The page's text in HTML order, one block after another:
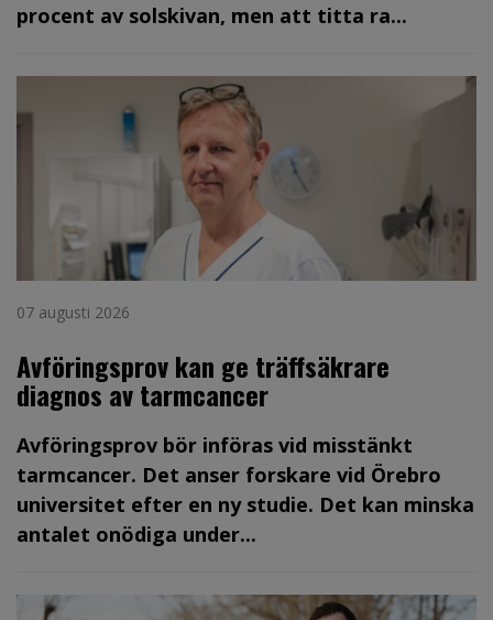
procent av solskivan, men att titta ra...
07 augusti 2026
Avföringsprov kan ge träffsäkrare
diagnos av tarmcancer
Avföringsprov bör införas vid misstänkt
tarmcancer. Det anser forskare vid Örebro
universitet efter en ny studie. Det kan minska
antalet onödiga under...